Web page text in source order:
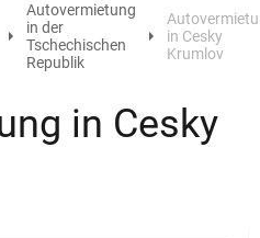
Autovermietung
in der
Tschechischen
Republik
in Cesky
Krumlov
in Cesky